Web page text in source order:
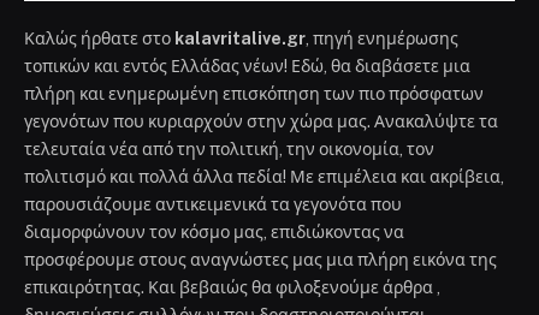
Καλώς ήρθατε στο kalavritalive.gr, πηγή ενημέρωσης
τοπικών και εντός Ελλάδας νέων! Εδώ, θα διαβάσετε μια
πλήρη και ενημερωμένη επισκόπηση των πιο πρόσφατων
γεγονότων που κυριαρχούν στην χώρα μας. Ανακαλύψτε τα
τελευταία νέα από την πολιτική, την οικονομία, τον
πολιτισμό και πολλά άλλα πεδία! Με επιμέλεια και ακρίβεια,
παρουσιάζουμε αντικειμενικά τα γεγονότα που
διαμορφώνουν τον κόσμο μας, επιδιώκοντας να
προσφέρουμε στους αναγνώστες μας μια πλήρη εικόνα της
επικαιρότητας. Και βεβαιώς θα φιλοξενούμε άρθρα ,